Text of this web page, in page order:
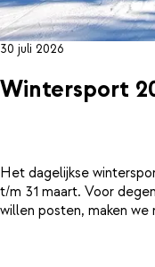
30 juli 2026
Wintersport
Het dagelijkse
t/m 31 maart. Voor
willen posten, maken